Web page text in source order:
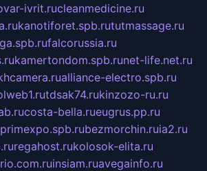
ivrit.rucleanmedicine.ru
kanotiforet.spb.rututmassage.ru
falcorussia.ru
kamertondom.spb.runet-life.net.ru
alliance-electro.spb.ru
tdsak74.rukinzozo-ru.ru
costa-bella.rueugrus.pp.ru
primexpo.spb.rubezmorchin.ruia2.ru
regahost.rukolosok-elita.ru
insiam.ruavegainfo.ru